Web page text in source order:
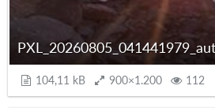
104,11 kB 900×1.200 112